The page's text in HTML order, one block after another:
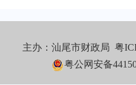
主办：汕尾市财政局粤
粤公网安备